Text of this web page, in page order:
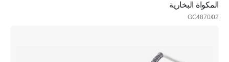
المكواة البخارية
GC4870/02